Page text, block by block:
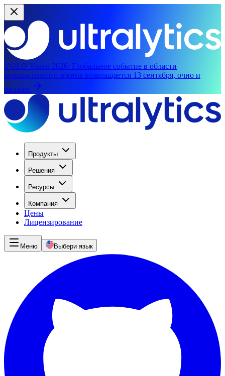
YOLO Vision 2026: Глобальное событие в области
компьютерного зрения возвращается 13 сентября, очно и
онлайн.
Продукты
Решения
Ресурсы
Компания
Цены
Лицензирование
Меню Выбери язык